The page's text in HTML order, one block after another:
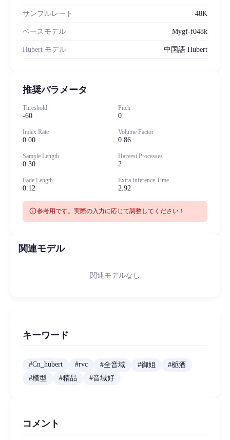
サンプルレート 48K
ベースモデル Mygf-f048k
Hubert モデル 中国語 Hubert
推奨パラメータ
Threshold
-60
Pitch
0
Index Rate
0.00
Volume Factor
0.86
Sample Length
0.30
Harvest Processes
2
Fade Length
0.12
Extra Inference Time
2.92
info参考用です。実際の入力に応じて調整してください！
関連モデル
関連モデルなし
キーワード
#Cn_hubert #rvc #全音域 #御姐 #栀酒
#模型 #精品 #音域好
コメント